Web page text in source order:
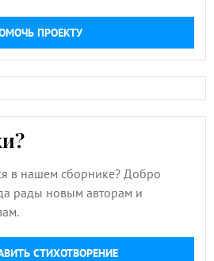
ПРОЕКТУ
в нашем сборнике? Добро
рады новым авторам и
СТИХОТВОРЕНИЕ